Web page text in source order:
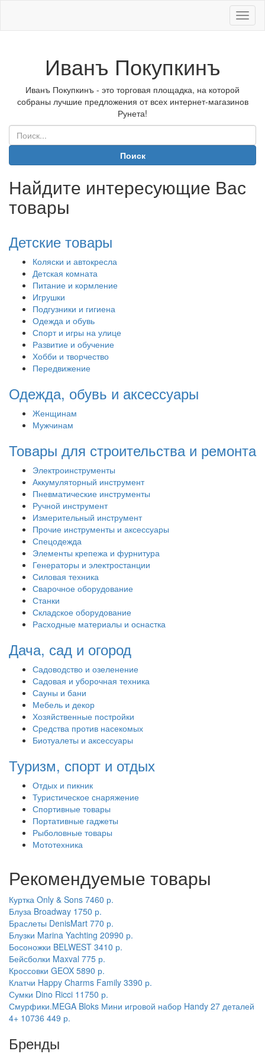
Иванъ Покупкинъ
Иванъ Покупкинъ - это торговая площадка, на которой
собраны лучшие предложения от всех интернет-магазинов
Рунета!
Поиск
Найдите интересующие Вас
товары
Детские товары
Коляски и автокресла
Детская комната
Питание и кормление
Игрушки
Подгузники и гигиена
Одежда и обувь
Спорт и игры на улице
Развитие и обучение
Хобби и творчество
Передвижение
Одежда, обувь и аксессуары
Женщинам
Мужчинам
Товары для строительства и ремонта
Электроинструменты
Аккумуляторный инструмент
Пневматические инструменты
Ручной инструмент
Измерительный инструмент
Прочие инструменты и аксессуары
Спецодежда
Элементы крепежа и фурнитура
Генераторы и электростанции
Силовая техника
Сварочное оборудование
Станки
Складское оборудование
Расходные материалы и оснастка
Дача, сад и огород
Садоводство и озеленение
Садовая и уборочная техника
Сауны и бани
Мебель и декор
Хозяйственные постройки
Средства против насекомых
Биотуалеты и аксессуары
Туризм, спорт и отдых
Отдых и пикник
Туристическое снаряжение
Спортивные товары
Портативные гаджеты
Рыболовные товары
Мототехника
Рекомендуемые товары
Куртка Only & Sons 7460 р.
Блуза Broadway 1750 р.
Браслеты DenisMart 770 р.
Блузки Marina Yachting 20990 р.
Босоножки BELWEST 3410 р.
Бейсболки Maxval 775 р.
Кроссовки GEOX 5890 р.
Клатчи Happy Charms Family 3390 р.
Сумки Dino Ricci 11750 р.
Смурфики.MEGA Bloks Мини игровой набор Handy 27 деталей
4+ 10736 449 р.
Бренды